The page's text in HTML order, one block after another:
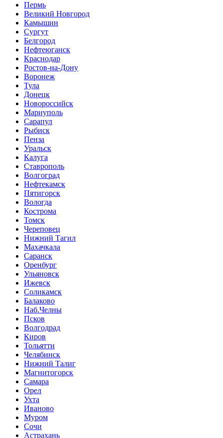
Пермь
Великий Новгород
Камышин
Сургут
Белгород
Нефтеюганск
Краснодар
Ростов-на-Дону
Воронеж
Тула
Донецк
Новороссийск
Мариуполь
Сарапул
Рыбиск
Пенза
Уральск
Калуга
Ставрополь
Волгоград
Нефтекамск
Пятигорск
Вологда
Кострома
Томск
Череповец
Нижний Тагил
Махачкала
Саранск
Оренбург
Ульяновск
Ижевск
Соликамск
Балаково
Наб.Челны
Псков
Волгодрад
Киров
Тольятти
Челябинск
Нижний Талиг
Магнитогорск
Самара
Орел
Ухта
Иваново
Муром
Сочи
Астрахань